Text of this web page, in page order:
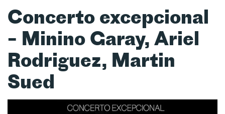
Concerto excepcional
– Minino Garay, Ariel
Rodriguez, Martin
Sued